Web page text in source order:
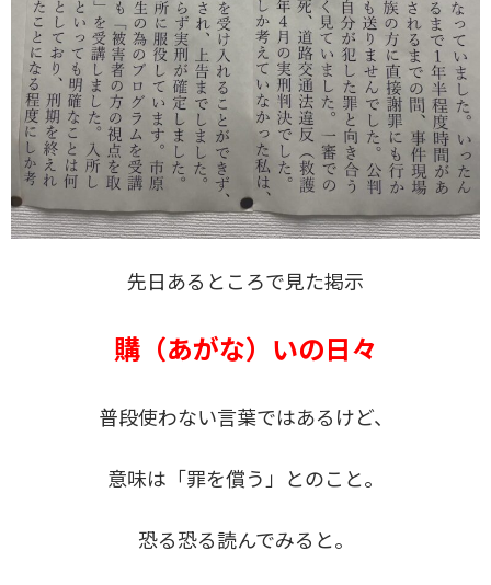
先日あるところで見た掲示
購（あがな）いの日々
普段使わない言葉ではあるけど、
意味は「罪を償う」とのこと。
恐る恐る読んでみると。